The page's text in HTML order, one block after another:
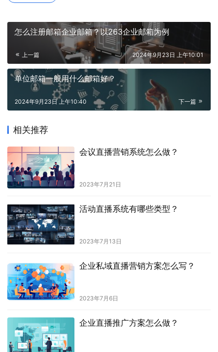
怎么注册邮箱企业邮箱？以263企业邮箱为例
上一篇 2024年9月23日 上午10:01
单位邮箱一般用什么邮箱好？
下一篇
2024年9月23日 上午10:40
相关推荐
会议直播营销系统怎么做？
2023年7月21日
活动直播系统有哪些类型？
2023年7月13日
企业私域直播营销方案怎么写？
2023年7月6日
企业直播推广方案怎么做？